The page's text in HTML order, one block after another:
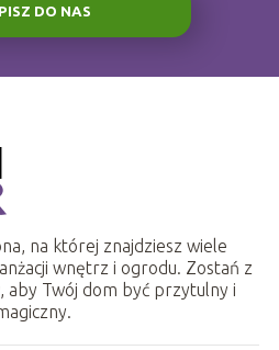
DO NAS
na której znajdziesz wiele
wnętrz i ogrodu. Zostań z
aby Twój dom być przytulny i